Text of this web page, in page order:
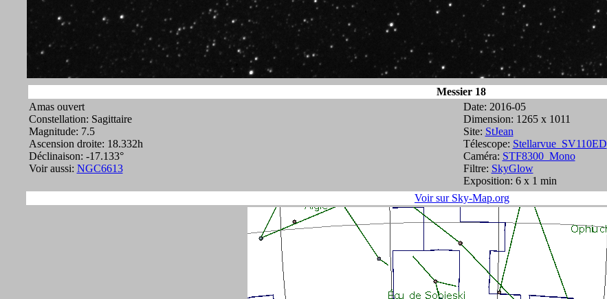
Messier 18
Amas ouvert
Constellation: Sagittaire
Magnitude: 7.5
Ascension droite: 18.332h
Déclinaison: -17.133°
Voir aussi: NGC6613
Date: 2016-05
Dimension: 1265 x 1011
Site: StJean
Télescope: Stellarvue_SV110ED
Caméra: STF8300_Mono
Filtre: SkyGlow
Exposition: 6 x 1 min
Voir sur Sky-Map.org